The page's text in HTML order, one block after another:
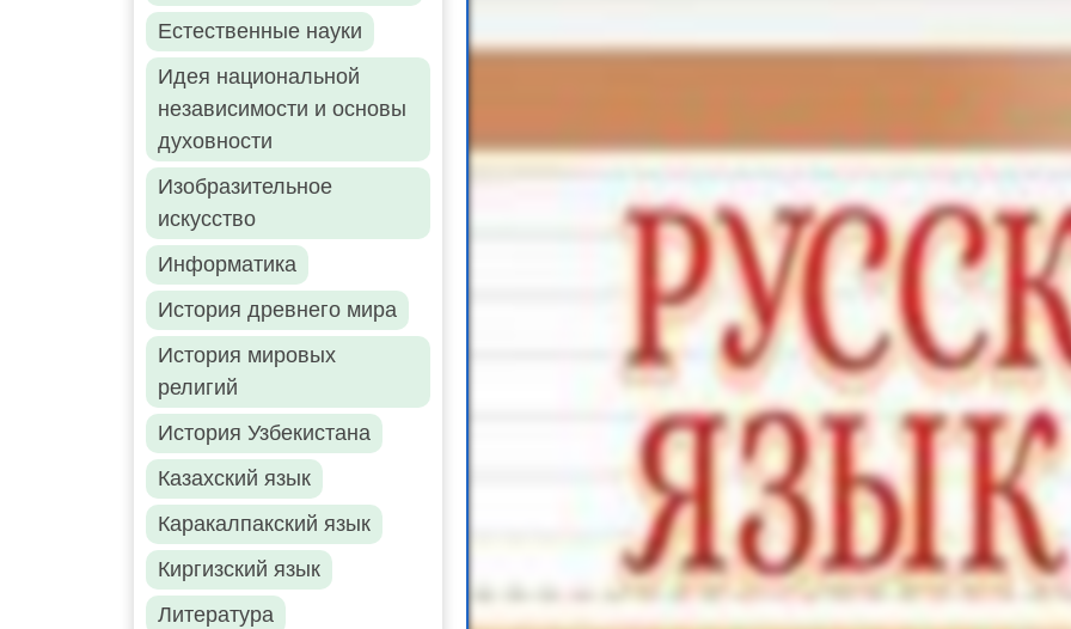
Естественные науки
Идея национальной
независимости и основы
духовности
Изобразительное
искусство
Информатика
История древнего мира
История мировых
религий
История Узбекистана
Казахский язык
Каракалпакский язык
Киргизский язык
Литература